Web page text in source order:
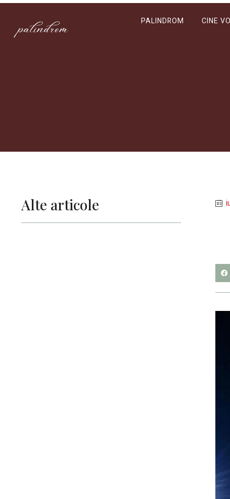
PALINDROM CINE
Alte articole